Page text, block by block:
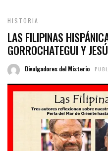
HISTORIA
LAS FILIPINAS
GORROCHATEGUI Y
Divulgadores del Misterio